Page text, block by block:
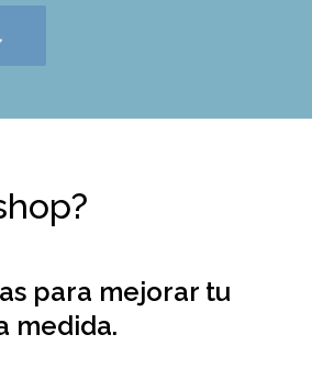
para mejorar tu
medida.